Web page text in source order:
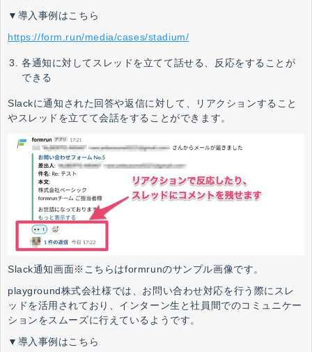
▼導入事例はこちら
https://form.run/media/cases/stadium/
各通知に対してスレッドを立てて話せる、反応をすることが
できる
Slackに通知された回答や返信に対して、リアクションすること
やスレッドを立てて会話をすることができます。
Slack通知画面※こちらはformrunのサンプル画像です。
playground株式会社様では、お問い合わせ対応を行う際にスレ
ッドを活用されており、インターン生と社員間でのコミュニケー
ションをスムーズに行えているようです。
▼導入事例はこちら